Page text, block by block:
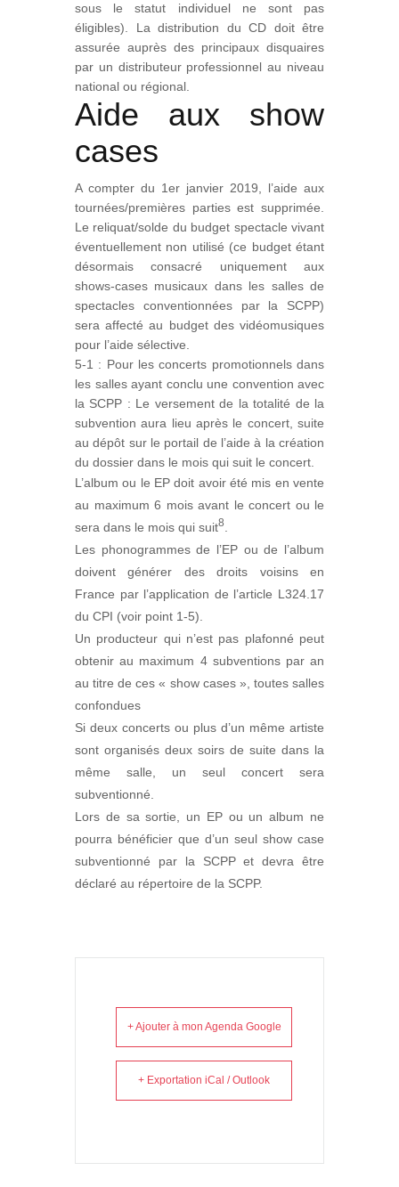
sous le statut individuel ne sont pas
éligibles). La distribution du CD doit être
assurée auprès des principaux disquaires
par un distributeur professionnel au niveau
national ou régional.
Aide aux show
cases
A compter du 1er janvier 2019, l’aide aux
tournées/premières parties est supprimée.
Le reliquat/solde du budget spectacle vivant
éventuellement non utilisé (ce budget étant
désormais consacré uniquement aux
shows-cases musicaux dans les salles de
spectacles conventionnées par la SCPP)
sera affecté au budget des vidéomusiques
pour l’aide sélective.
5-1 : Pour les concerts promotionnels dans
les salles ayant conclu une convention avec
la SCPP : Le versement de la totalité de la
subvention aura lieu après le concert, suite
au dépôt sur le portail de l’aide à la création
du dossier dans le mois qui suit le concert.
L’album ou le EP doit avoir été mis en vente
au maximum 6 mois avant le concert ou le
sera dans le mois qui suit8.
Les phonogrammes de l’EP ou de l’album
doivent générer des droits voisins en
France par l’application de l’article L324.17
du CPI (voir point 1-5).
Un producteur qui n’est pas plafonné peut
obtenir au maximum 4 subventions par an
au titre de ces « show cases », toutes salles
confondues
Si deux concerts ou plus d’un même artiste
sont organisés deux soirs de suite dans la
même salle, un seul concert sera
subventionné.
Lors de sa sortie, un EP ou un album ne
pourra bénéficier que d’un seul show case
subventionné par la SCPP et devra être
déclaré au répertoire de la SCPP.
+ Ajouter à mon Agenda Google
+ Exportation iCal / Outlook